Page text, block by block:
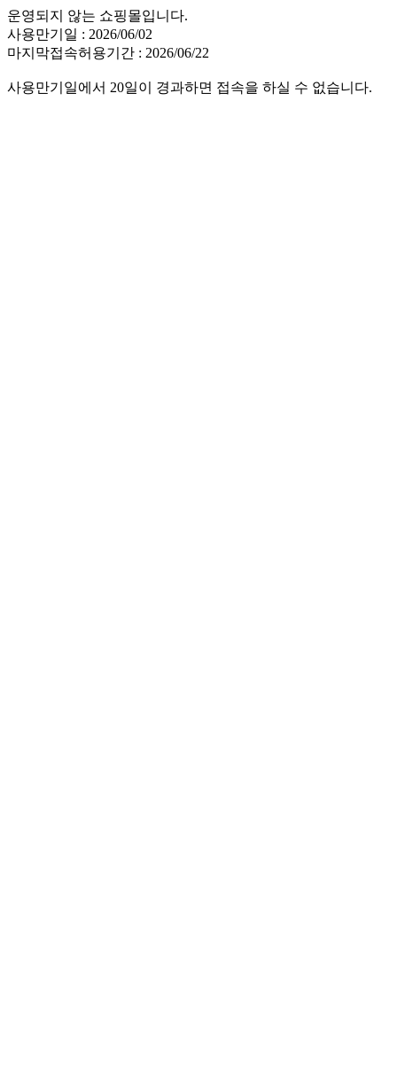
운영되지 않는 쇼핑몰입니다.
사용만기일 : 2026/06/02
마지막접속허용기간 : 2026/06/22
사용만기일에서 20일이 경과하면 접속을 하실 수 없습니다.